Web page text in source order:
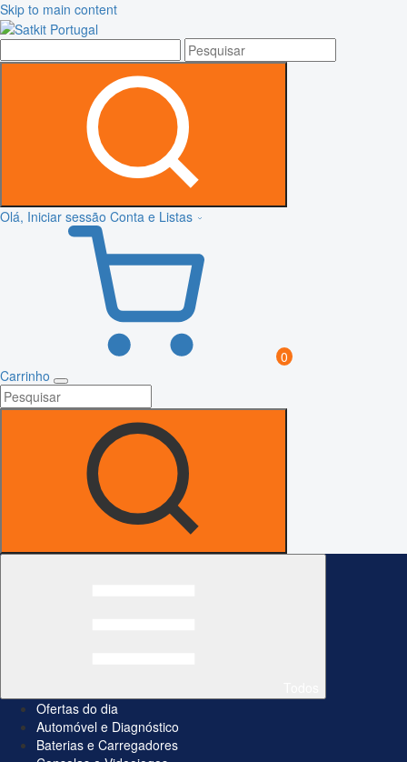
Skip to main content
Olá, Iniciar sessão Conta e Listas
0
Carrinho
Ofertas do dia
Automóvel e Diagnóstico
Baterias e Carregadores